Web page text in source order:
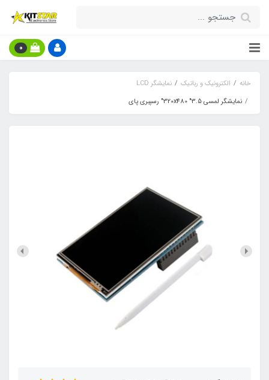
0
خانه الکترونیک و رباتیک
نمایشگر LCD
نمایشگر لمسی 320x480 "3.5" رسپبری پای